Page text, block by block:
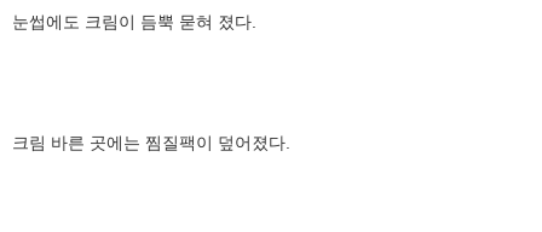
눈썹에도 크림이 듬뿍 묻혀 졌다.
크림 바른 곳에는 찜질팩이 덮어졌다.